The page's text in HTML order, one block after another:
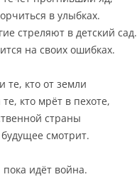
в улыбках.
стреляют в детский сад.
на своих ошибках.
те, кто от земли
кто мрёт в пехоте,
страны
смотрит.
идёт война.